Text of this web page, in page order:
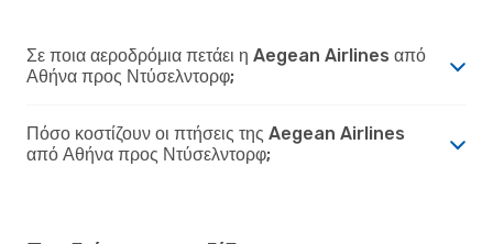
Σε ποια αεροδρόμια πετάει η Aegean Airlines από
Αθήνα προς Ντύσελντορφ;
Πόσο κοστίζουν οι πτήσεις της Aegean Airlines
από Αθήνα προς Ντύσελντορφ;